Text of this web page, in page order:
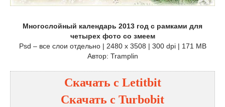
Многослойный календарь 2013 год с рамками для
четырех фото со змеем
Psd – все слои отдельно | 2480 x 3508 | 300 dpi | 171 MB
Автор: Tramplin
Скачать с Letitbit
Скачать с Turbobit